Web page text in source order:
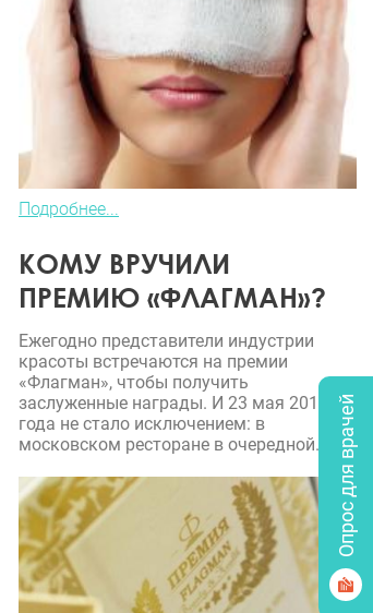
Подробнее...
КОМУ ВРУЧИЛИ
ПРЕМИЮ «ФЛАГМАН»?
Ежегодно представители индустрии
красоты встречаются на премии
«Флагман», чтобы получить
заслуженные награды. И 23 мая 2018
года не стало исключением: в
московском ресторане в очередной...
Опрос для врачей